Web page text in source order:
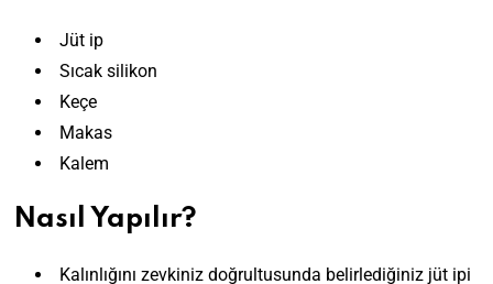
Jüt ip
Sıcak silikon
Keçe
Makas
Kalem
Nasıl Yapılır?
Kalınlığını zevkiniz doğrultusunda belirlediğiniz jüt ipi